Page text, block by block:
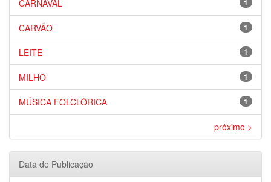
1
CARNAVAL
1
CARVÃO
1
LEITE
1
MILHO
1
MÚSICA FOLCLÓRICA
próximo >
Data de Publicação